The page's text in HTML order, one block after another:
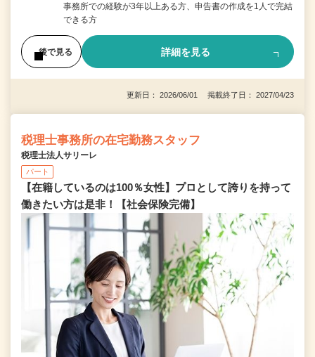
事務所での経験が3年以上ある方、申告書の作成を1人で完結
できる方
後で見る 詳細を見る
更新日： 2026/06/01 掲載終了日： 2027/04/23
税理士事務所の在宅勤務スタッフ
税理士法人サリーレ
パート
【在籍しているのは100％女性】プロとして誇りを持って
働きたい方は是非！【社会保険完備】